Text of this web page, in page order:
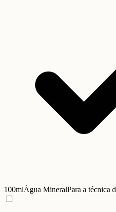
100mlÁgua MineralPara a técnica